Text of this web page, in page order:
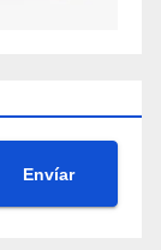
Envíar